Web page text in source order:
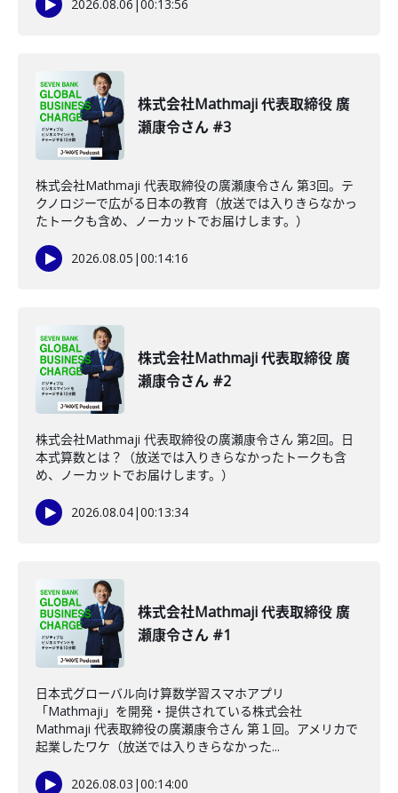
2026.08.06 |00:13:56
株式会社Mathmaji 代表取締役 廣
瀬康令さん #3
株式会社Mathmaji 代表取締役の廣瀬康令さん 第3回。テ
クノロジーで広がる日本の教育（放送では入りきらなかっ
たトークも含め、ノーカットでお届けします。）
2026.08.05 |00:14:16
株式会社Mathmaji 代表取締役 廣
瀬康令さん #2
株式会社Mathmaji 代表取締役の廣瀬康令さん 第2回。日
本式算数とは？（放送では入りきらなかったトークも含
め、ノーカットでお届けします。）
2026.08.04|00:13:34
株式会社Mathmaji 代表取締役 廣
瀬康令さん #1
日本式グローバル向け算数学習スマホアプリ
「Mathmaji」を開発・提供されている株式会社
Mathmaji 代表取締役の廣瀬康令さん 第１回。アメリカで
起業したワケ（放送では入りきらなかった...
2026.08.03 |00:14:00